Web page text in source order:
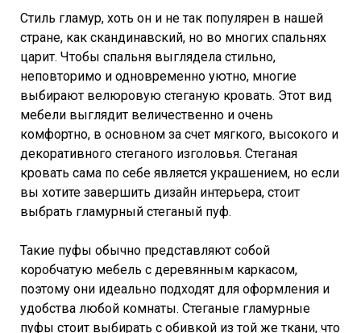
Стиль гламур, хоть он и не так популярен в нашей
стране, как скандинавский, но во многих спальнях
царит. Чтобы спальня выглядела стильно,
неповторимо и одновременно уютно, многие
выбирают велюровую стеганую кровать. Этот вид
мебели выглядит величественно и очень
комфортно, в основном за счет мягкого, высокого и
декоративного стеганого изголовья. Стеганая
кровать сама по себе является украшением, но если
вы хотите завершить дизайн интерьера, стоит
выбрать гламурный стеганый пуф.
Такие пуфы обычно представляют собой
коробчатую мебель с деревянным каркасом,
поэтому они идеально подходят для оформления и
удобства любой комнаты. Стеганые гламурные
пуфы стоит выбирать с обивкой из той же ткани, что